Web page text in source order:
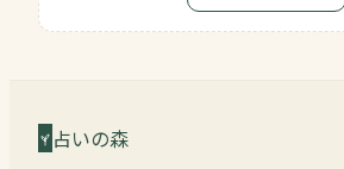
占いの森